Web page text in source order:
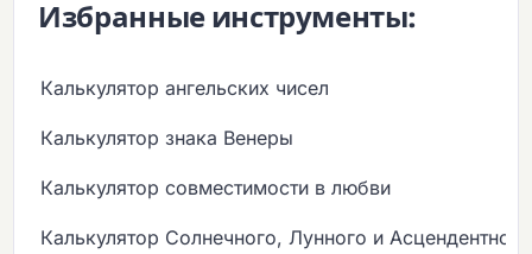
Избранные инструменты:
Калькулятор ангельских чисел
Калькулятор знака Венеры
Калькулятор совместимости в любви
Калькулятор Солнечного, Лунного и